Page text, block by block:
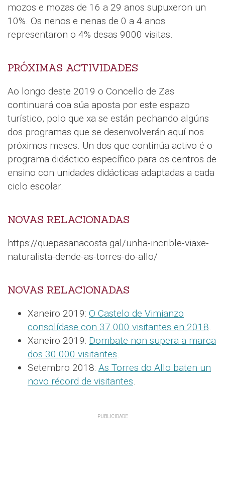
mozos e mozas de 16 a 29 anos supuxeron un
10%. Os nenos e nenas de 0 a 4 anos
representaron o 4% desas 9000 visitas.
PRÓXIMAS ACTIVIDADES
Ao longo deste 2019 o Concello de Zas
continuará coa súa aposta por este espazo
turístico, polo que xa se están pechando algúns
dos programas que se desenvolverán aquí nos
próximos meses. Un dos que continúa activo é o
programa didáctico específico para os centros de
ensino con unidades didácticas adaptadas a cada
ciclo escolar.
NOVAS RELACIONADAS
https://quepasanacosta.gal/unha-incrible-viaxe-
naturalista-dende-as-torres-do-allo/
NOVAS RELACIONADAS
Xaneiro 2019: O Castelo de Vimianzo
consolídase con 37.000 visitantes en 2018.
Xaneiro 2019: Dombate non supera a marca
dos 30.000 visitantes.
Setembro 2018: As Torres do Allo baten un
novo récord de visitantes.